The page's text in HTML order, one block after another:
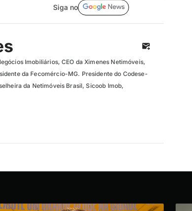
Siga no
Imobiliários, CEO da Ximenes Netimóveis,
da Fecomércio-MG. Presidente do Codese-
da Netimóveis Brasil, Sicoob Imob,